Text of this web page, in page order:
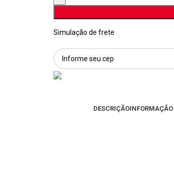
Simulação de frete
DESCRIÇÃO